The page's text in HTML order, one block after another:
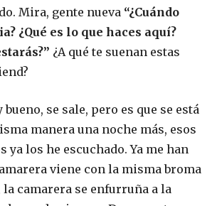
Mira, gente nueva “¿Cuándo
¿Qué es lo que haces aquí?
¿A qué te suenan estas
se sale, pero es que se está
manera una noche más, esos
ya los he escuchado. Ya me han
viene con la misma broma
camarera se enfurruña a la